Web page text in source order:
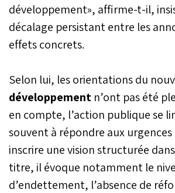
développement», affirme-t-il,
décalage persistant entre les
effets concrets.
Selon lui, les orientations du
développement n’ont pas été
en compte, l’action publique se
souvent à répondre aux
inscrire une vision structurée
titre, il évoque notamment le
d’endettement, l’absence de